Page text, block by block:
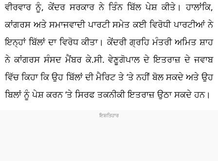
ਵੀਰਵਾਰ ਨੂੰ, ਕੇਂਦਰ ਸਰਕਾਰ ਨੇ ਤਿੰਨ ਬਿੱਲ ਪੇਸ਼ ਕੀਤੇ। ਹਾਲਾਂਕਿ,
ਕਾਂਗਰਸ ਅਤੇ ਸਮਾਜਵਾਦੀ ਪਾਰਟੀ ਸਮੇਤ ਕਈ ਵਿਰੋਧੀ ਪਾਰਟੀਆਂ ਨੇ
ਇਨ੍ਹਾਂ ਬਿੱਲਾਂ ਦਾ ਵਿਰੋਧ ਕੀਤਾ। ਕੇਂਦਰੀ ਗ੍ਰਹਿ ਮੰਤਰੀ ਅਮਿਤ ਸ਼ਾਹ
ਨੇ ਕਾਂਗਰਸ ਸੰਸਦ ਮੈਂਬਰ ਕੇ.ਸੀ. ਵੇਣੂਗੋਪਾਲ ਦੇ ਇਤਰਾਜ਼ ਦੇ ਜਵਾਬ
ਵਿੱਚ ਕਿਹਾ ਕਿ ਉਹ ਬਿੱਲਾਂ ਦੀ ਮੈਰਿਟ ਤੇ ‘ਤੇ ਨਹੀਂ ਬੋਲ ਸਕਦੇ ਅਤੇ ਉਹ
ਬਿਲਾਂ ਨੂੰ ਪੇਸ਼ ਕਰਨ ‘ਤੇ ਸਿਰਫ ਤਕਨੀਕੀ ਇਤਰਾਜ਼ ਉਠਾ ਸਕਦੇ ਹਨ।